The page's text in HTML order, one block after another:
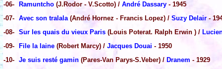
-06- Ramuntcho (J.Rodor - V.Scotto) / André Dassary - 1945
-07- Avec son tralala (André Hornez - Francis Lopez) / Suzy Delair -
-08- Sur les quais du vieux Paris (Louis Poterat. Ralph Erwin ) /
-09- File la laine (Robert Marcy) / Jacques Douai - 1950
-10- Je suis resté gamin (Pares-Van Parys-S.Veber) / Dranem - 1929